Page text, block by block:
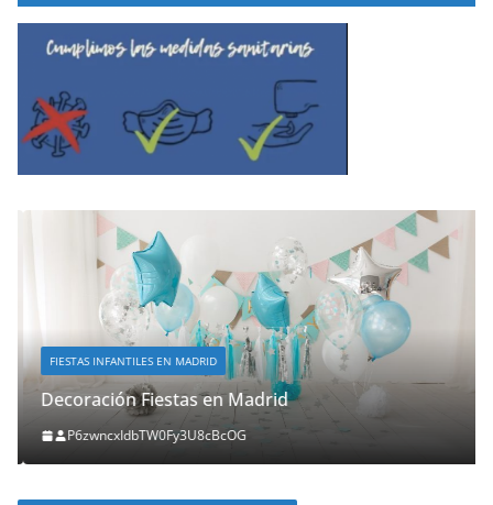
FIESTAS INFANTILES EN MADRID
Decoración Fiestas en Madrid
P6zwncxIdbTW0Fy3U8cBcOG